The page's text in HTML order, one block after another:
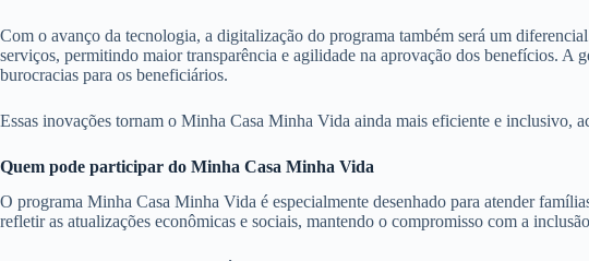
Com o avanço da tecnologia, a digitalização do programa também será um
serviços, permitindo maior transparência e agilidade na aprovação dos benefícios. A
burocracias para os beneficiários.
Essas inovações tornam o Minha Casa Minha Vida ainda mais eficiente e inclusivo,
Quem pode participar do Minha Casa Minha Vida
O programa Minha Casa Minha Vida é especialmente desenhado para atender
refletir as atualizações econômicas e sociais, mantendo o compromisso com a